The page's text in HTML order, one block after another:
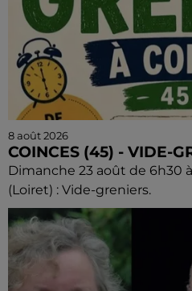
8 août 2026
COINCES (45) - VIDE-
Dimanche 23 août de 6h30
(Loiret) : Vide-greniers.